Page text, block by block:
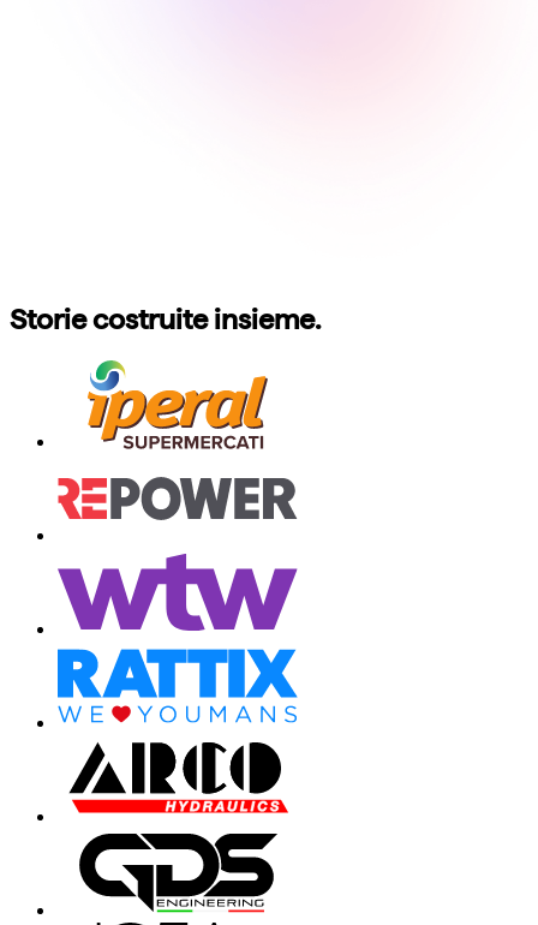
Storie costruite insieme.